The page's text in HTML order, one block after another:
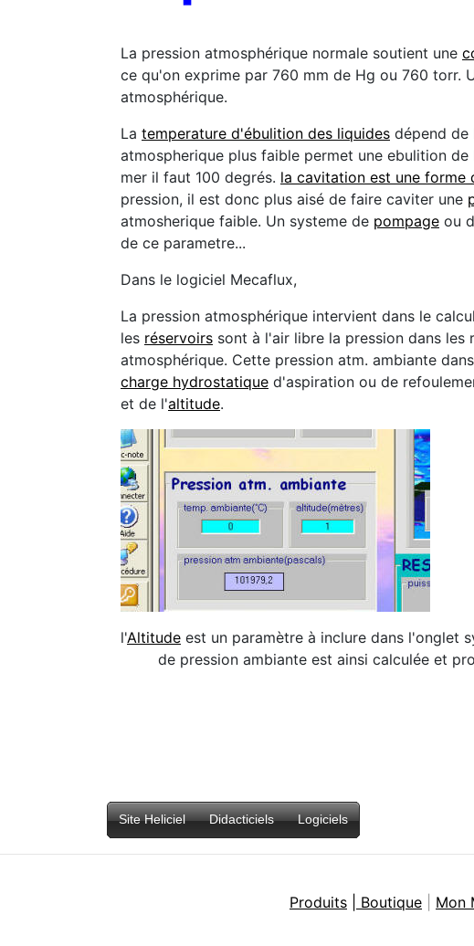
La pression atmosphérique normale soutient une
ce qu'on exprime par 760 mm de Hg ou 760 torr.
atmosphérique.
La temperature d'ébulition des liquides dépend de
atmospherique plus faible permet une ebulition
mer il faut 100 degrés. la cavitation est une forme
pression, il est donc plus aisé de faire caviter une
atmosherique faible. Un systeme de pompage ou
de ce parametre...
Dans le logiciel Mecaflux,
La pression atmosphérique intervient dans le
les réservoirs sont à l'air libre la pression dans les
atmosphérique. Cette pression atm. ambiante
charge hydrostatique d'aspiration ou de
et de l'altitude.
l'Altitude est un paramètre à inclure dans l'onglet
de pression ambiante est ainsi calculée et
Site Heliciel Didacticiels Logiciels
Produits | Boutique Mon